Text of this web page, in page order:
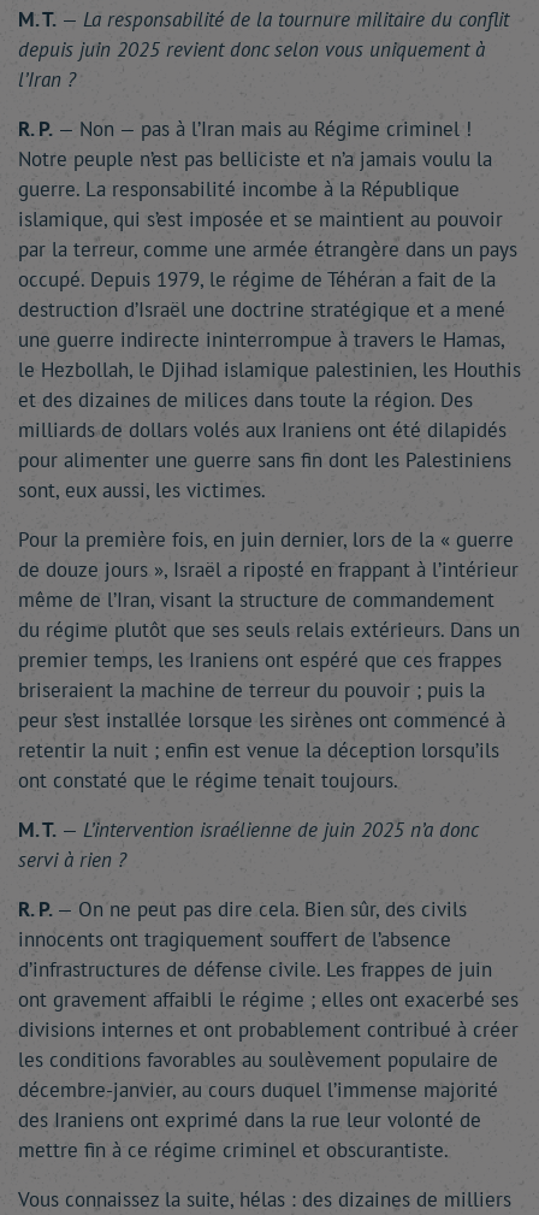
M. T. — La responsabilité de la tournure militaire du conflit
depuis juin 2025 revient donc selon vous uniquement à
l’Iran ?
R. P. — Non — pas à l’Iran mais au Régime criminel !
Notre peuple n’est pas belliciste et n’a jamais voulu la
guerre. La responsabilité incombe à la République
islamique, qui s’est imposée et se maintient au pouvoir
par la terreur, comme une armée étrangère dans un pays
occupé. Depuis 1979, le régime de Téhéran a fait de la
destruction d’Israël une doctrine stratégique et a mené
une guerre indirecte ininterrompue à travers le Hamas,
le Hezbollah, le Djihad islamique palestinien, les Houthis
et des dizaines de milices dans toute la région. Des
milliards de dollars volés aux Iraniens ont été dilapidés
pour alimenter une guerre sans fin dont les Palestiniens
sont, eux aussi, les victimes.
Pour la première fois, en juin dernier, lors de la « guerre
de douze jours », Israël a riposté en frappant à l’intérieur
même de l’Iran, visant la structure de commandement
du régime plutôt que ses seuls relais extérieurs. Dans un
premier temps, les Iraniens ont espéré que ces frappes
briseraient la machine de terreur du pouvoir ; puis la
peur s’est installée lorsque les sirènes ont commencé à
retentir la nuit ; enfin est venue la déception lorsqu’ils
ont constaté que le régime tenait toujours.
M. T. — L’intervention israélienne de juin 2025 n’a donc
servi à rien ?
R. P. — On ne peut pas dire cela. Bien sûr, des civils
innocents ont tragiquement souffert de l’absence
d’infrastructures de défense civile. Les frappes de juin
ont gravement affaibli le régime ; elles ont exacerbé ses
divisions internes et ont probablement contribué à créer
les conditions favorables au soulèvement populaire de
décembre-janvier, au cours duquel l’immense majorité
des Iraniens ont exprimé dans la rue leur volonté de
mettre fin à ce régime criminel et obscurantiste.
Vous connaissez la suite, hélas : des dizaines de milliers